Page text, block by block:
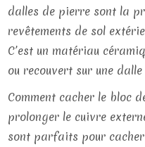
dalles de pierre sont la
revêtements de sol
C’est un matériau
ou recouvert sur une
Comment cacher le bloc
prolonger le cuivre
sont parfaits pour cacher